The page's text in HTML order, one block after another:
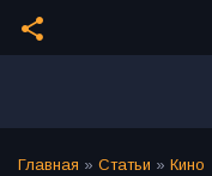
share
Главная » Статьи » Кино